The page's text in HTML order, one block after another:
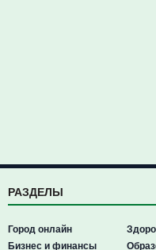
РАЗДЕЛЫ
Город онлайн
Бизнес и финансы